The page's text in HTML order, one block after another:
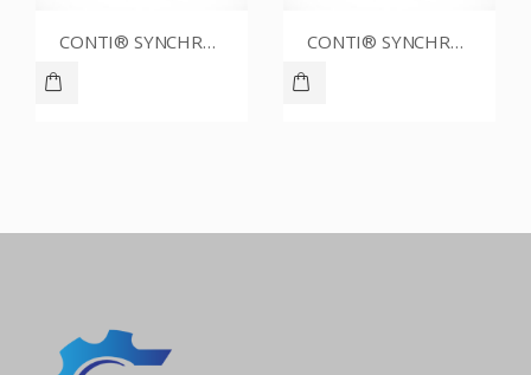
CONTI® SYNCHROBELT 76XL025 CONTI® SYNCHROBELT 70XL CUSTOM